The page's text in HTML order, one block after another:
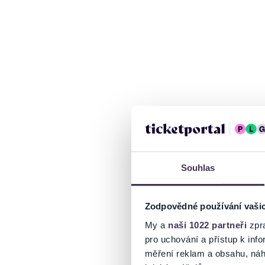
Souhlas
Zodpovědné používání
My a naši 1022 partneři
pro uchování a přístup k
měření reklam a obsahu,